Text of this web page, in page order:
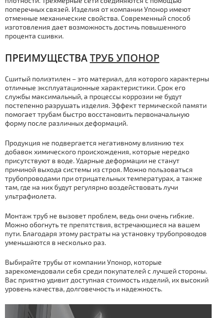
поперечных связей. Изделия от компании Упонор имеют
отменные механические свойства. Современный способ
изготовления дает возможность достичь повышенного
процента сшивки.
ПРЕИМУЩЕСТВАТРУБ УПОНОР
Сшитый полиэтилен – это материал, для которого характерны
отличные эксплуатационные характеристики. Срок его
службы максимальный, а процессы коррозии не будут
постепенно разрушать изделия. Эффект термической памяти
помогает трубам быстро восстановить первоначальную
форму после различных деформаций.
Продукция не подвергается негативному влиянию тех
добавок химического происхождения, которые нередко
присутствуют в воде. Ударные деформации не станут
причиной выхода системы из строя. Можно пользоваться
трубопроводами при отрицательных температурах, а также
там, где на них будут регулярно воздействовать лучи
ультрафиолета.
Монтаж труб не вызовет проблем, ведь они очень гибкие.
Можно обогнуть те препятствия, встречающиеся на вашем
пути. Благодаря этому растраты на установку трубопроводов
уменьшаются в несколько раз.
Выбирайте трубы от компании Упонор, которые
зарекомендовали себя среди покупателей с лучшей стороны.
Вас приятно удивит доступная стоимость изделий, их высокий
уровень качества, долговечность и надежность.